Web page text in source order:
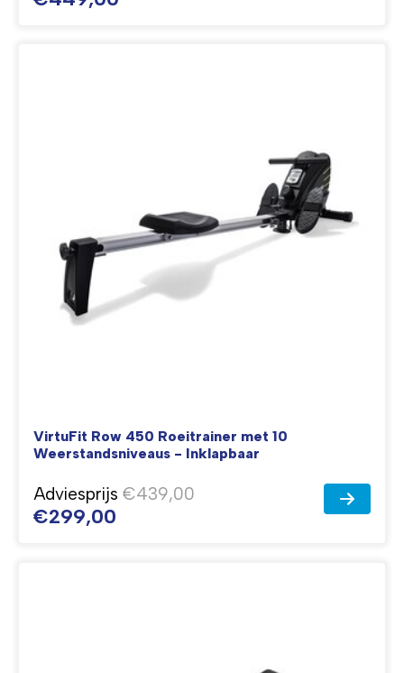
VirtuFit Row 450 Roeitrainer met 10
Weerstandsniveaus - Inklapbaar
Adviesprijs €439,00
€299,00